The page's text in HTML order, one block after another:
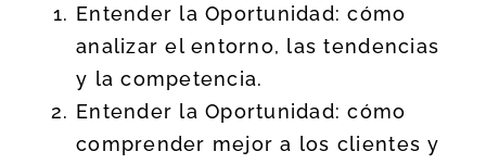
Entender la Oportunidad: cómo
analizar el entorno, las tendencias
y la competencia.
Entender la Oportunidad: cómo
comprender mejor a los clientes y